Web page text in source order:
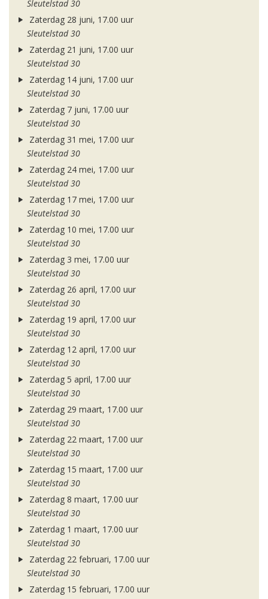
Sleutelstad 30
Zaterdag 28 juni, 17.00 uur
Sleutelstad 30
Zaterdag 21 juni, 17.00 uur
Sleutelstad 30
Zaterdag 14 juni, 17.00 uur
Sleutelstad 30
Zaterdag 7 juni, 17.00 uur
Sleutelstad 30
Zaterdag 31 mei, 17.00 uur
Sleutelstad 30
Zaterdag 24 mei, 17.00 uur
Sleutelstad 30
Zaterdag 17 mei, 17.00 uur
Sleutelstad 30
Zaterdag 10 mei, 17.00 uur
Sleutelstad 30
Zaterdag 3 mei, 17.00 uur
Sleutelstad 30
Zaterdag 26 april, 17.00 uur
Sleutelstad 30
Zaterdag 19 april, 17.00 uur
Sleutelstad 30
Zaterdag 12 april, 17.00 uur
Sleutelstad 30
Zaterdag 5 april, 17.00 uur
Sleutelstad 30
Zaterdag 29 maart, 17.00 uur
Sleutelstad 30
Zaterdag 22 maart, 17.00 uur
Sleutelstad 30
Zaterdag 15 maart, 17.00 uur
Sleutelstad 30
Zaterdag 8 maart, 17.00 uur
Sleutelstad 30
Zaterdag 1 maart, 17.00 uur
Sleutelstad 30
Zaterdag 22 februari, 17.00 uur
Sleutelstad 30
Zaterdag 15 februari, 17.00 uur